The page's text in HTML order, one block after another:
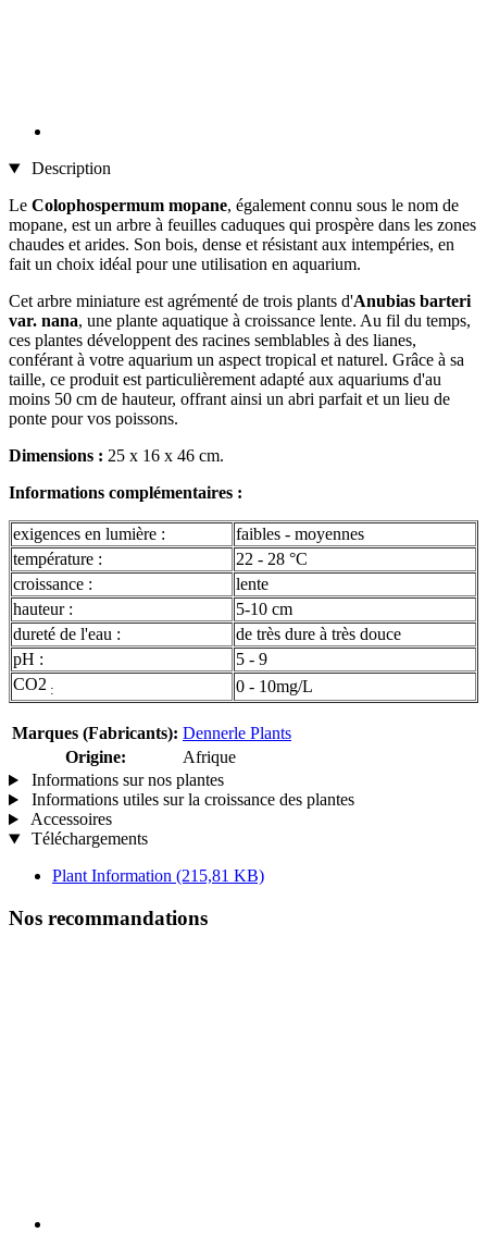
Description
Le Colophospermum mopane, également connu sous le nom de
mopane, est un arbre à feuilles caduques qui prospère dans les zones
chaudes et arides. Son bois, dense et résistant aux intempéries, en
fait un choix idéal pour une utilisation en aquarium.
Cet arbre miniature est agrémenté de trois plants d'Anubias barteri
var. nana, une plante aquatique à croissance lente. Au fil du temps,
ces plantes développent des racines semblables à des lianes,
conférant à votre aquarium un aspect tropical et naturel. Grâce à sa
taille, ce produit est particulièrement adapté aux aquariums d'au
moins 50 cm de hauteur, offrant ainsi un abri parfait et un lieu de
ponte pour vos poissons.
Dimensions : 25 x 16 x 46 cm.
Informations complémentaires :
exigences en lumière :
faibles - moyennes
température :
22 - 28 °C
croissance :
lente
hauteur :
5-10 cm
dureté de l'eau :
de très dure à très douce
pH :
5 - 9
CO2 : 0 - 10mg/L
Marques (Fabricants): Dennerle Plants
Origine:
Afrique
Informations sur nos plantes
Informations utiles sur la croissance des plantes
Accessoires
Téléchargements
Plant Information (215,81 KB)
Nos recommandations